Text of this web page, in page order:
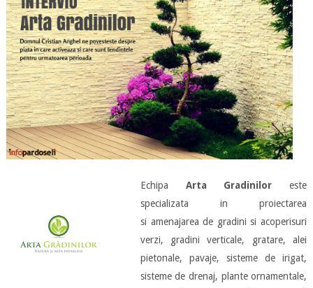
Echipa Arta Gradinilor este
specializata in proiectarea
si amenajarea de gradini si acoperisuri
verzi, gradini verticale, gratare, alei
pietonale, pavaje, sisteme de irigat,
sisteme de drenaj, plante ornamentale,